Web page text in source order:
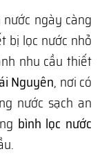
ngày càng
bị lọc nước nhỏ
nhu cầu thiết
Nguyên, nơi có
nước sạch an
bình lọc nước